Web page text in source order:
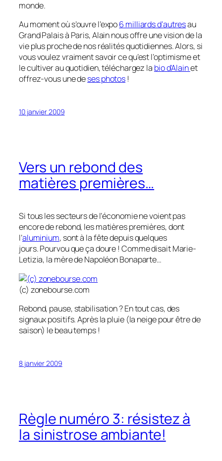
monde.
Au moment où s’ouvre l’expo6 milliards d’autresau
Grand Palais à Paris, Alain nous offre une vision de la
vie plus proche de nos réalités quotidiennes. Alors, si
vous voulez vraiment savoir ce qu’est l’optimisme et
le cultiver au quotidien, téléchargez la bio d’Alainet
offrez-vous une deses photos !
10 janvier 2009
Vers un rebond des
matières premières…
Si tous les secteurs de l’économie ne voient pas
encore de rebond, les matières premières, dont
l’aluminium, sont à la fête depuis quelques
jours. Pourvou que ça doure ! Comme disait Marie-
Letizia, la mère de Napoléon Bonaparte…
(c) zonebourse.com
Rebond, pause, stabilisation ? En tout cas, des
signaux positifs. Après la pluie (la neige pour être de
saison) le beau temps !
8 janvier 2009
Règle numéro 3: résistez à
la sinistrose ambiante!